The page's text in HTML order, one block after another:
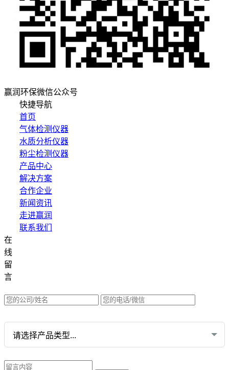
赢润环保微信公众号
快捷导航
首页
气体检测仪器
水质分析仪器
粉尘检测仪器
产品中心
解决方案
合作企业
新闻资讯
走进赢润
联系我们
在
线
留
言